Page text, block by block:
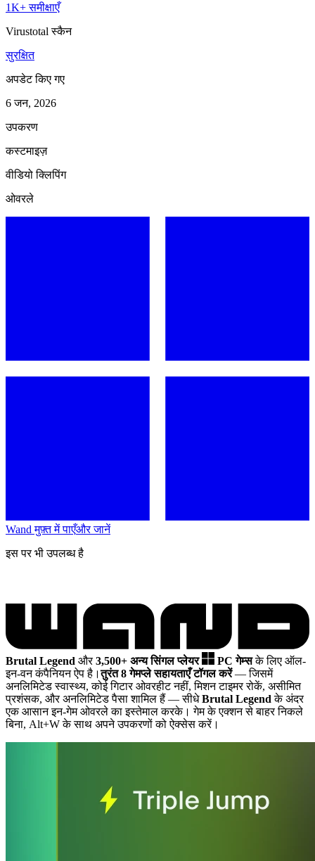
1K+ समीक्षाएँ
Virustotal स्कैन
सुरक्षित
अपडेट किए गए
6 जन, 2026
उपकरण
कस्टमाइज़
वीडियो क्लिपिंग
ओवरले
Wand मुफ़्त में पाएँऔर जानें
इस पर भी उपलब्ध है
Brutal Legend और3,500+ अन्य सिंगल प्लेयर PC गेम्सके लिए ऑल-
इन-वन कंपैनियन ऐप है।तुरंत 8 गेमप्ले सहायताएँ टॉगल करें— जिसमें
अनलिमिटेड स्वास्थ्य, कोई गिटार ओवरहीट नहीं, मिशन टाइमर रोकें, असीमित
प्रशंसक, और अनलिमिटेड पैसा शामिल हैं — सीधेBrutal Legend के अंदर
एक आसान इन-गेम ओवरले का इस्तेमाल करके। गेम के एक्शन से बाहर निकले
बिना, Alt+W के साथ अपने उपकरणों को ऐक्सेस करें।